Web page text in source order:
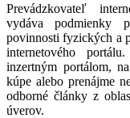
Prevádzkovateľ
vydáva podmienky
povinnosti fyzických a
internetového
inzertným portálom,
kúpe alebo prenájme
odborné články z
úverov.